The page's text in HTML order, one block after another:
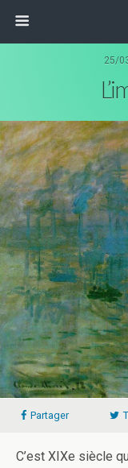
25/
Partager
C’est XIXe siècle